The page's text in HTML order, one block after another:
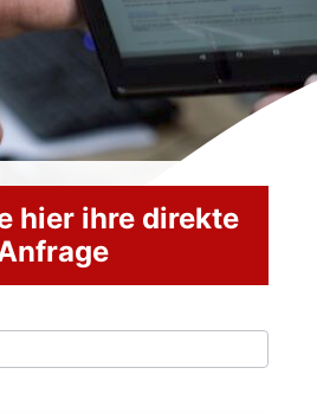
hier ihre direkte